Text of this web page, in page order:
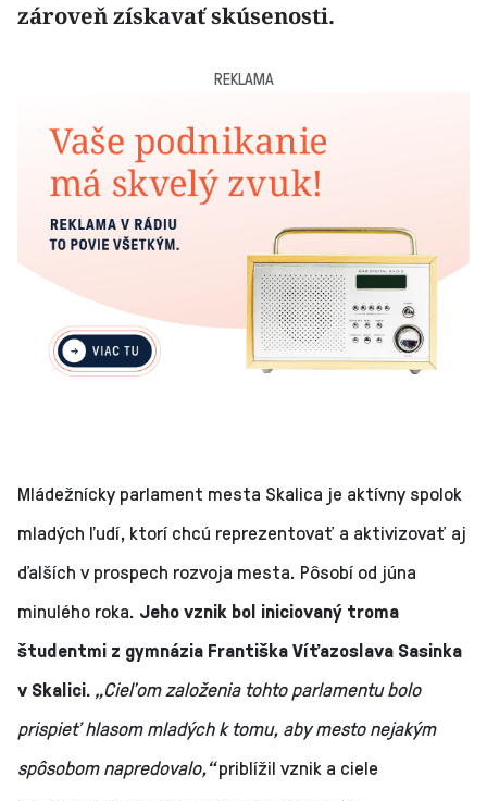
zároveň získavať skúsenosti.
REKLAMA
Mládežnícky parlament mesta Skalica je aktívny spolok
mladých ľudí, ktorí chcú reprezentovať a aktivizovať aj
ďalších v prospech rozvoja mesta. Pôsobí od júna
minulého roka. Jeho vznik bol iniciovaný troma
študentmi z gymnázia Františka Víťazoslava Sasinka
v Skalici. „Cieľom založenia tohto parlamentu bolo
prispieť hlasom mladých k tomu, aby mesto nejakým
spôsobom napredovalo,“priblížil vznik a ciele